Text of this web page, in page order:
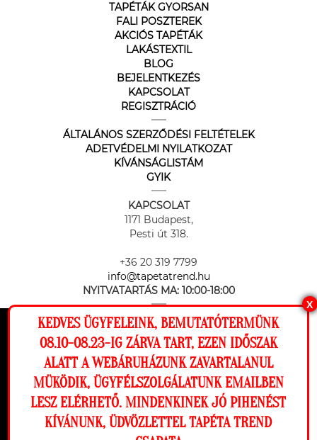
Ez a weboldal cookie-kat használ, hogy a
lehető legjobb élményt nyújtsa honlapunkon.
Beállítások
Elutasítom Engedélyezem
TAPÉTÁK GYORSAN
FALI POSZTEREK
AKCIÓS TAPÉTÁK
LAKÁSTEXTIL
BLOG
BEJELENTKEZÉS
KAPCSOLAT
REGISZTRÁCIÓ
ÁLTALÁNOS SZERZŐDÉSI FELTÉTELEK
ADETVÉDELMI NYILATKOZAT
KÍVÁNSÁGLISTÁM
GYIK
KAPCSOLAT
1171 Budapest,
Pesti út 318.
+36 20 319 7799
info@tapetatrend.hu
NYITVATARTÁS MA: 10:00-18:00
Az online fizetést a Barion Payment Zrt. biztosítja, MNB engedély
száma: H-EN-I-1064/2013
X
KEDVES ÜGYFELEINK, BEMUTATÓTERMÜNK
08.10-08.23-IG ZÁRVA TART, EZEN IDŐSZAK
ALATT A WEBÁRUHÁZUNK ZAVARTALANUL
MÜKÖDIK, ÜGYFÉLSZOLGÁLATUNK EMAILBEN
LESZ ELÉRHETŐ. MINDENKINEK JÓ PIHENÉST
KÍVÁNUNK, ÜDVÖZLETTEL TAPÉTA TREND